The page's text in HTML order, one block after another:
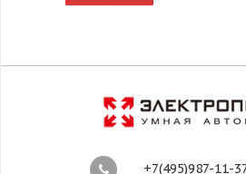
+7(495)987-11-